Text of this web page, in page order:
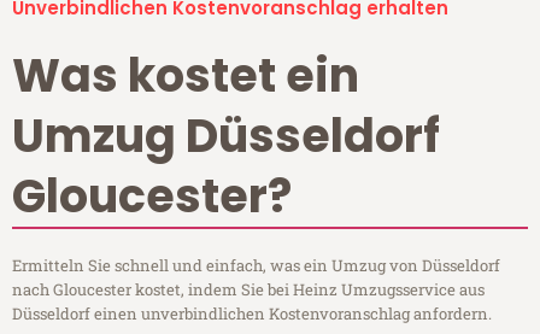
Unverbindlichen Kostenvoranschlag erhalten
Was kostet ein
Umzug Düsseldorf
Gloucester?
Ermitteln Sie schnell und einfach, was ein Umzug von Düsseldorf
nach Gloucester kostet, indem Sie bei Heinz Umzugsservice aus
Düsseldorf einen unverbindlichen Kostenvoranschlag anfordern.